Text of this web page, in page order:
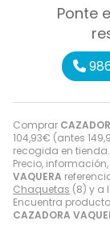
Comprar
104,93€ (antes
recogida en
Precio,
VAQUERA
Chaquetas (8) y a
Encuentra
CAZADORA
Ponte